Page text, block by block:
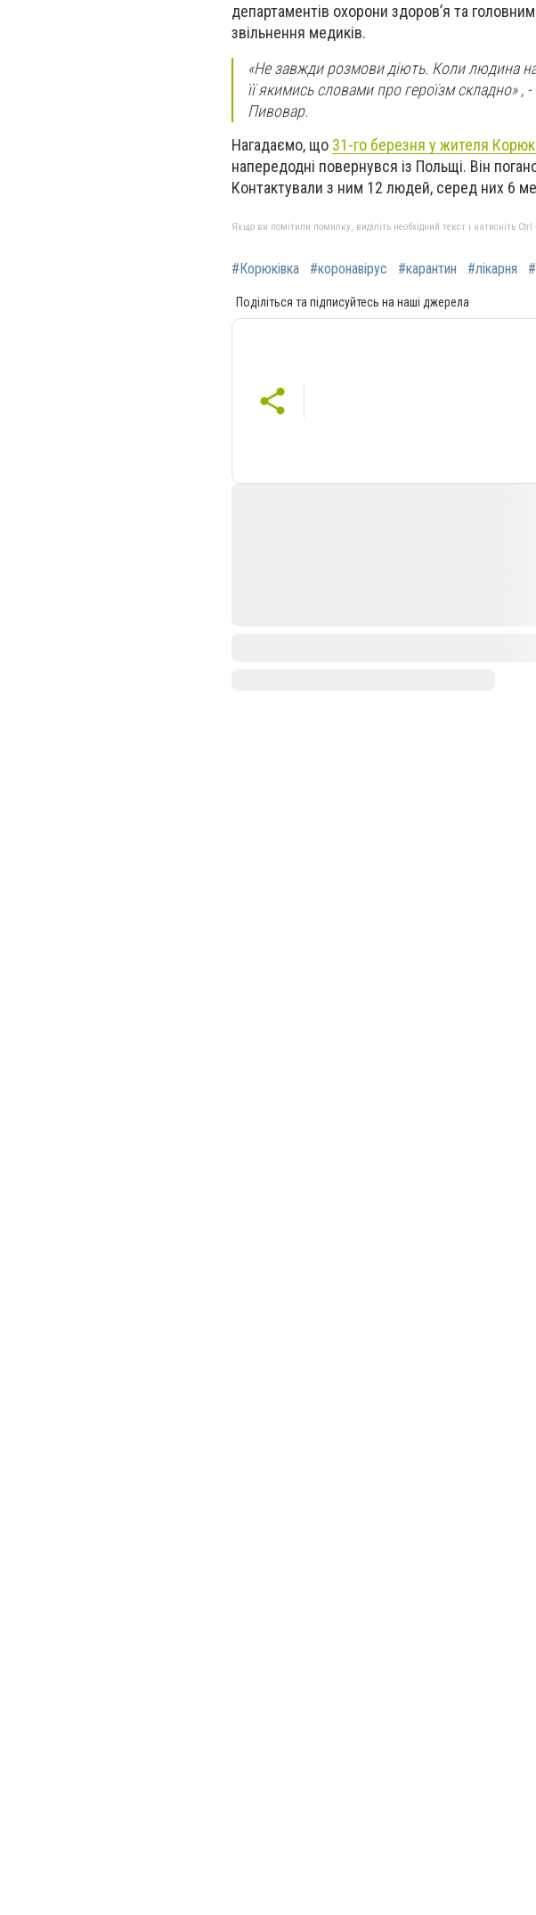
департаментів охорони здоров’я та
звільнення медиків.
«Не завжди розмови діють. Коли людина
її якимись словами про героїзм складно», -
Пивовар.
Нагадаємо, що 31-го березня у жителя
напередодні повернувся із Польщі. Він
Контактували з ним 12 людей, серед них 6
Якщо ви помітили помилку, виділіть необхідний текст і натисніть
#Корюківка #коронавірус #карантин #лікарня
Поділіться та підписуйтесь на наші джерела